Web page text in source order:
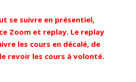
se suivre en présentiel,
Zoom et replay. Le replay
les cours en décalé, de
revoir les cours à volonté.